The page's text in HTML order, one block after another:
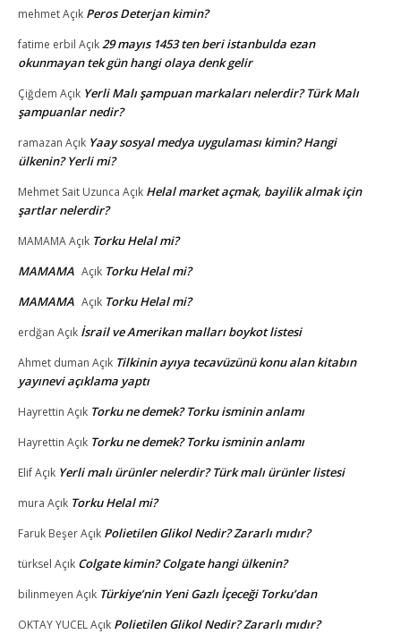
mehmetAçık Peros Deterjan kimin?
fatime erbil Açık29 mayıs 1453 ten beri istanbulda ezan
okunmayan tek gün hangi olaya denk gelir
Çiğdem Açık Yerli Malı şampuan markaları nelerdir? Türk Malı
şampuanlar nedir?
ramazan Açık Yaay sosyal medya uygulaması kimin? Hangi
ülkenin? Yerli mi?
Mehmet Sait Uzunca Açık Helal market açmak, bayilik almak için
şartlar nelerdir?
MAMAMAAçık Torku Helal mi?
MAMAMA Açık Torku Helal mi?
MAMAMA Açık Torku Helal mi?
erdğan Açık İsrail ve Amerikan malları boykot listesi
Ahmet duman Açık Tilkinin ayıya tecavüzünü konu alan kitabın
yayınevi açıklama yaptı
Hayrettin Açık Torku ne demek? Torku isminin anlamı
Hayrettin Açık Torku ne demek? Torku isminin anlamı
ElifAçık Yerli malı ürünler nelerdir? Türk malı ürünler listesi
mura Açık Torku Helal mi?
Faruk BeşerAçık Polietilen Glikol Nedir? Zararlı mıdır?
türksel Açık Colgate kimin? Colgate hangi ülkenin?
bilinmeyen Açık Türkiye’nin Yeni Gazlı İçeceği Torku’dan
OKTAY YUCELAçık Polietilen Glikol Nedir? Zararlı mıdır?